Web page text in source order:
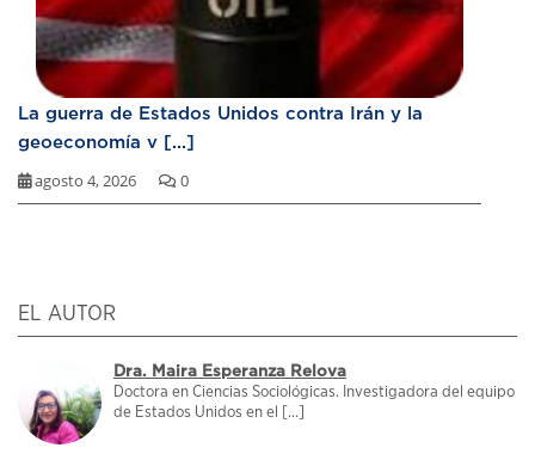
La guerra de Estados Unidos contra Irán y la
geoeconomía v [...]
agosto 4, 2026 0
EL AUTOR
Dra. Maira Esperanza Relova
Doctora en Ciencias Sociológicas. Investigadora del equipo
de Estados Unidos en el [...]